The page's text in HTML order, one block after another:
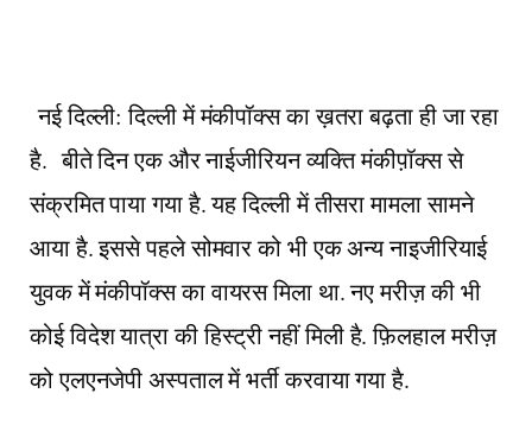
नई दिल्ली: दिल्ली में मंकीपॉक्स का ख़तरा बढ़ता ही जा रहा
है. बीते दिन एक और नाईजीरियन व्यक्ति मंकीप़ॉक्स से
संक्रमित पाया गया है. यह दिल्ली में तीसरा मामला सामने
आया है. इससे पहले सोमवार को भी एक अन्य नाइजीरियाई
युवक में मंकीपॉक्स का वायरस मिला था. नए मरीज़ की भी
कोई विदेश यात्रा की हिस्ट्री नहीं मिली है. फ़िलहाल मरीज़
को एलएनजेपी अस्पताल में भर्ती करवाया गया है.